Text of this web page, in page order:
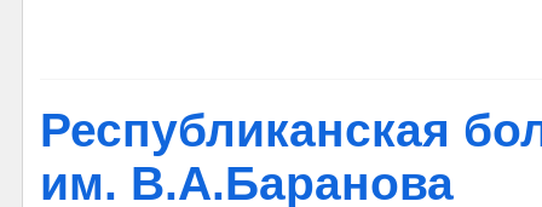
Республиканская
им. В.А.Баранова